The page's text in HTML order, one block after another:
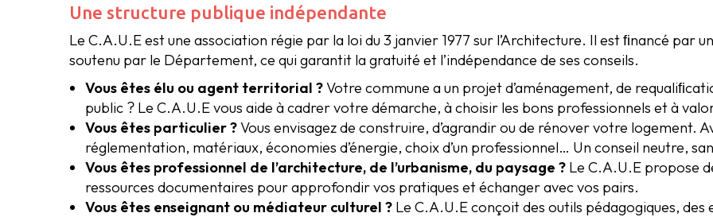
Une structure publique indépendante
Le C.A.U.E est une association régie par la loi du 3 janvier 1977 sur l’Architecture. Il est ﬁnancé par
soutenu par le Département, ce qui garantit la gratuité et l’indépendance de ses conseils.
Vous êtes élu ou agent territorial ?Votre commune a un projet d’aménagement, de
public ? Le C.A.U.E vous aide à cadrer votre démarche, à choisir les bons professionnels et à
Vous êtes particulier ?Vous envisagez de construire, d’agrandir ou de rénover votre logement.
réglementation, matériaux, économies d’énergie, choix d’un professionnel… Un conseil neutre,
Vous êtes professionnel de l’architecture, de l’urbanisme, du paysage ? Le C.A.U.E propose
ressources documentaires pour approfondir vos pratiques et échanger avec vos pairs.
Vous êtes enseignant ou médiateur culturel ? Le C.A.U.E conçoit des outils pédagogiques,